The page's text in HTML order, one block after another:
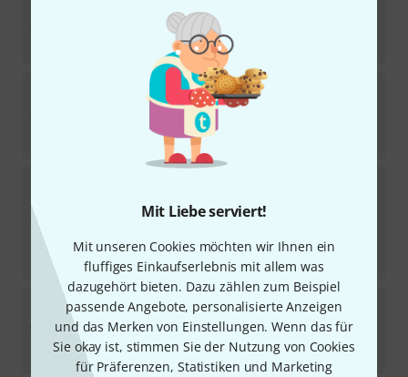
Mit Liebe serviert!
Mit unseren Cookies möchten wir Ihnen ein
fluffiges Einkaufserlebnis mit allem was
dazugehört bieten. Dazu zählen zum Beispiel
passende Angebote, personalisierte Anzeigen
und das Merken von Einstellungen. Wenn das für
Sie okay ist, stimmen Sie der Nutzung von Cookies
für Präferenzen, Statistiken und Marketing
9
Sofort lieferbar
Thomann SP-5600
914
Sofort lieferbar
Sofort lieferbar
30-Tage-Bestpreis :2.398
AKAI ProfessionalMPK mini Play MK3
207
105 €